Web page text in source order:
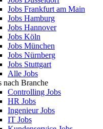
Jobs Frankfurt am Main
Jobs Hamburg
Jobs Hannover
Jobs Köln
Jobs München
Jobs Nürnberg
Jobs Stuttgart
Alle Jobs
nach Branche
Controlling Jobs
HR Jobs
Ingenieur Jobs
IT Jobs